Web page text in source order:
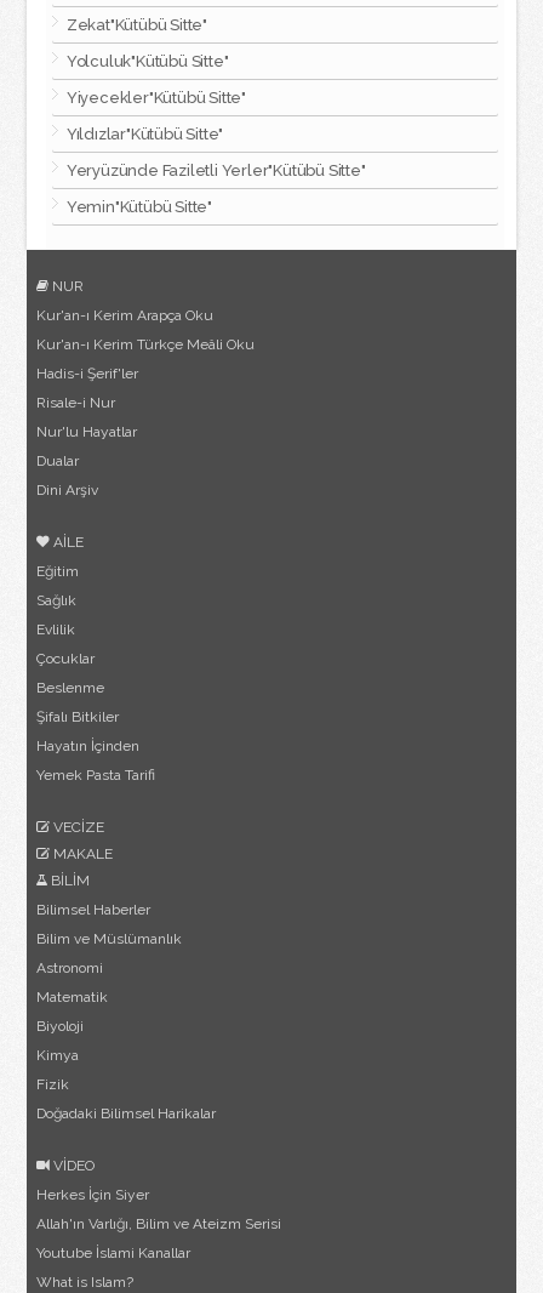
Zekat"Kütübü Sitte"
Yolculuk"Kütübü Sitte"
Yiyecekler"Kütübü Sitte"
Yıldızlar"Kütübü Sitte"
Yeryüzünde Faziletli Yerler"Kütübü Sitte"
Yemin"Kütübü Sitte"
NUR
Kur'an-ı Kerim Arapça Oku
Kur'an-ı Kerim Türkçe Meâli Oku
Hadis-i Şerif'ler
Risale-i Nur
Nur'lu Hayatlar
Dualar
Dini Arşiv
AİLE
Eğitim
Sağlık
Evlilik
Çocuklar
Beslenme
Şifalı Bitkiler
Hayatın İçinden
Yemek Pasta Tarifi
VECİZE
MAKALE
BİLİM
Bilimsel Haberler
Bilim ve Müslümanlık
Astronomi
Matematik
Biyoloji
Kimya
Fizik
Doğadaki Bilimsel Harikalar
VİDEO
Herkes İçin Siyer
Allah'ın Varlığı, Bilim ve Ateizm Serisi
Youtube İslami Kanallar
What is Islam?